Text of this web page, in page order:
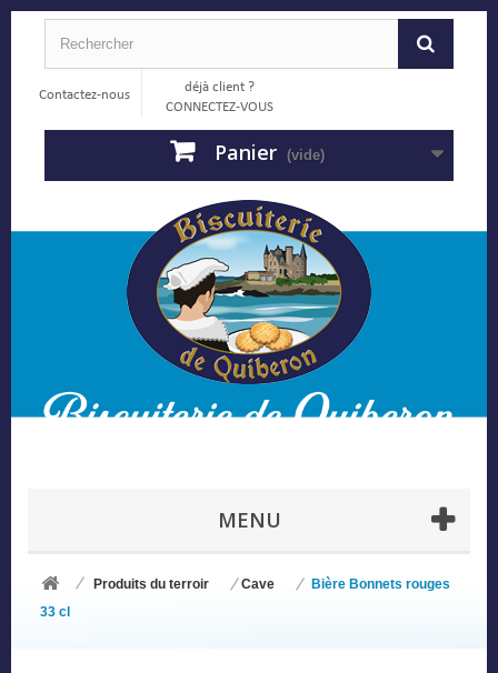
Contactez-nous
déjà client ?
CONNECTEZ-VOUS
Panier (vide)
MENU
Produits du terroir Cave
Bière Bonnets rouges
33 cl